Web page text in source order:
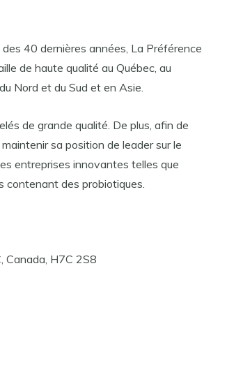
des 40 dernières années, La Préférence
de haute qualité au Québec, au
Nord et du Sud et en Asie.
de grande qualité. De plus, afin de
sa position de leader sur le
entreprises innovantes telles que
contenant des probiotiques.
Canada, H7C 2S8